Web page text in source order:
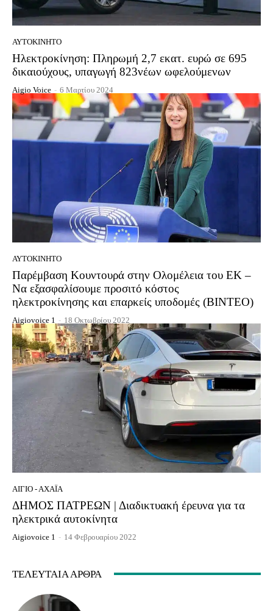
ΑΥΤΟΚΊΝΗΤΟ
Ηλεκτροκίνηση: Πληρωμή 2,7 εκατ. ευρώ σε 695
δικαιούχους, υπαγωγή 823νέων ωφελούμενων
Aigio Voice - 6 Μαρτίου 2024
ΑΥΤΟΚΊΝΗΤΟ
Παρέμβαση Κουντουρά στην Ολομέλεια του ΕΚ –
Να εξασφαλίσουμε προσιτό κόστος
ηλεκτροκίνησης και επαρκείς υποδομές (ΒΙΝΤΕΟ)
Aigiovoice 1 - 18 Οκτωβρίου 2022
ΑΊΓΙΟ - ΑΧΑΪ́Α
ΔΗΜΟΣ ΠΑΤΡΕΩΝ | Διαδικτυακή έρευνα για τα
ηλεκτρικά αυτοκίνητα
Aigiovoice 1 - 14 Φεβρουαρίου 2022
ΤΕΛΕΥΤΑΊΑ ΆΡΘΡΑ